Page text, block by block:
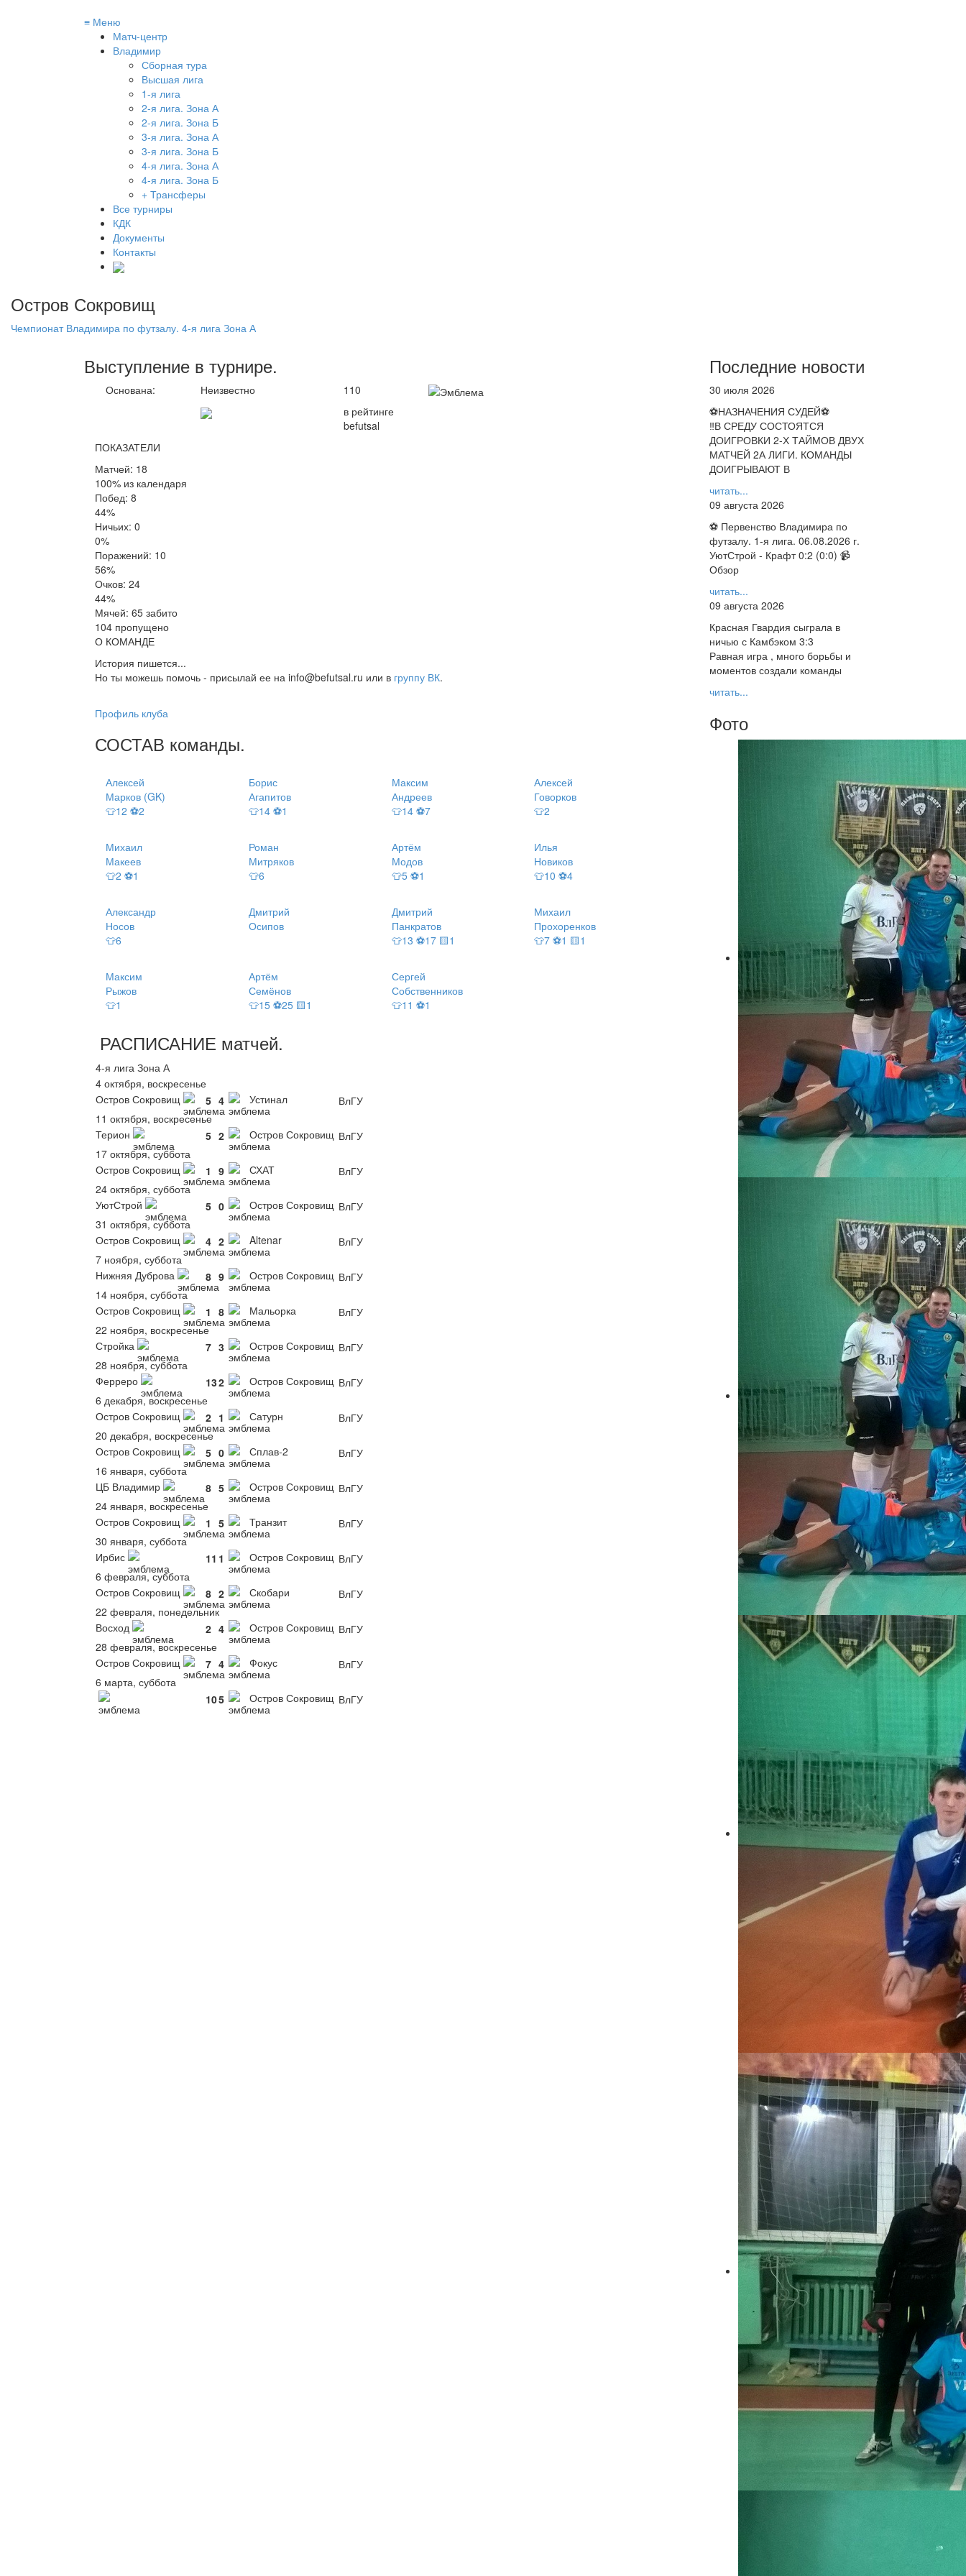
≡ Меню
Матч-центр
Владимир
Сборная тура
Высшая лига
1-я лига
2-я лига. Зона А
2-я лига. Зона Б
3-я лига. Зона А
3-я лига. Зона Б
4-я лига. Зона А
4-я лига. Зона Б
+ Трансферы
Все турниры
КДК
Документы
Контакты
Остров Сокровищ
Чемпионат Владимира по футзалу. 4-я лига Зона А
Выступление в турнире.
Основана: Неизвестно
110
в рейтинге
befutsal
ПОКАЗАТЕЛИ
Матчей: 18
100% из календаря
Побед: 8
44%
Ничьих: 0
0%
Поражений: 10
56%
Очков: 24
44%
Мячей: 65 забито
104 пропущено
О КОМАНДЕ
История пишется...
Но ты можешь помочь - присылай ее на info@befutsal.ru или в группу ВК.
Профиль клуба
СОСТАВ команды.
Алексей
Марков (GK)
👕12 ⚽2
Борис
Агапитов
👕14 ⚽1
Максим
Андреев
👕14 ⚽7
Алексей
Говорков
👕2
Михаил
Макеев
👕2 ⚽1
Роман
Митряков
👕6
Артём
Модов
👕5 ⚽1
Илья
Новиков
👕10 ⚽4
Александр
Носов
👕6
Дмитрий
Осипов
Дмитрий
Панкратов
👕13 ⚽17 🟨1
Михаил
Прохоренков
👕7 ⚽1 🟨1
Максим
Рыжов
👕1
Артём
Семёнов
👕15 ⚽25 🟨1
Сергей
Собственников
👕11 ⚽1
РАСПИСАНИЕ матчей.
4-я лига Зона А
4 октября, воскресенье
Остров Сокровищ
5 4 Устинал
ВлГУ
11 октября, воскресенье
Терион
5 2 Остров Сокровищ ВлГУ
17 октября, суббота
Остров Сокровищ
1 9 СХАТ
ВлГУ
24 октября, суббота
УютСтрой
5 0 Остров Сокровищ ВлГУ
31 октября, суббота
Остров Сокровищ
4 2 Altenar
ВлГУ
7 ноября, суббота
Нижняя Дуброва
8 9 Остров Сокровищ ВлГУ
14 ноября, суббота
Остров Сокровищ
1 8 Мальорка
ВлГУ
22 ноября, воскресенье
Стройка
7 3 Остров Сокровищ ВлГУ
28 ноября, суббота
Ферреро
132 Остров Сокровищ ВлГУ
6 декабря, воскресенье
Остров Сокровищ
2 1 Сатурн
ВлГУ
20 декабря, воскресенье
Остров Сокровищ
5 0 Сплав-2
ВлГУ
16 января, суббота
ЦБ Владимир
8 5 Остров Сокровищ ВлГУ
24 января, воскресенье
Остров Сокровищ
1 5 Транзит
ВлГУ
30 января, суббота
Ирбис
11 1 Остров Сокровищ ВлГУ
6 февраля, суббота
Остров Сокровищ
8 2 Скобари
ВлГУ
22 февраля, понедельник
Восход
2 4 Остров Сокровищ ВлГУ
28 февраля, воскресенье
Остров Сокровищ
7 4 Фокус
ВлГУ
6 марта, суббота
105 Остров Сокровищ ВлГУ
Последние новости
30 июля 2026
⚽НАЗНАЧЕНИЯ СУДЕЙ⚽
‼В СРЕДУ СОСТОЯТСЯ
ДОИГРОВКИ 2-Х ТАЙМОВ ДВУХ
МАТЧЕЙ 2А ЛИГИ. КОМАНДЫ
ДОИГРЫВАЮТ В
читать...
09 августа 2026
⚽ Первенство Владимира по
футзалу. 1-я лига. 06.08.2026 г.
УютСтрой - Крафт 0:2 (0:0) 📹
Обзор
читать...
09 августа 2026
Красная Гвардия сыграла в
ничью с Камбэком 3:3
Равная игра , много борьбы и
моментов создали команды
читать...
Фото